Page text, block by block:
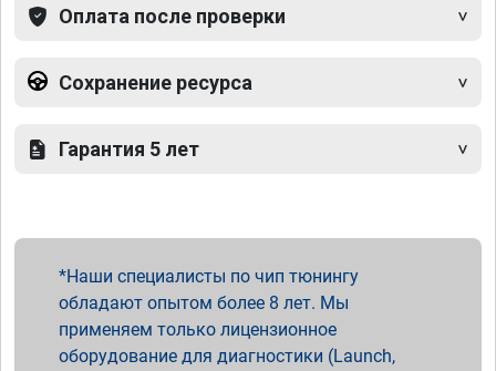
Оплата после проверки
Сохранение ресурса
Гарантия 5 лет
Наши специалисты по чип тюнингу
обладают опытом более 8 лет. Мы
применяем только лицензионное
оборудование для диагностики (Launch,